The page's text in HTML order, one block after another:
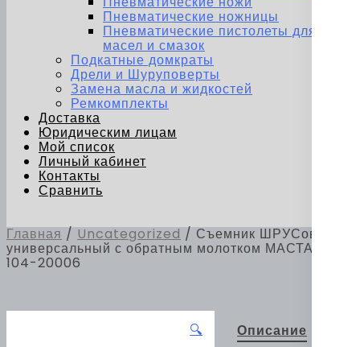
Пневматические ножницы
Пневматические пистолеты для
масел и смазок
Подкатные домкраты
Дрели и Шуруповерты
Замена масла и жидкостей
Ремкомплекты
Доставка
Юридическим лицам
Мой список
Личный кабинет
Контакты
Сравнить
Главная / Uncategorized / Съемник ШРУСов
универсальный с обратным молотком МАСТАК
104-20006
🔍
Описание